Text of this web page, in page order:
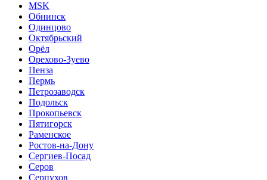
MSK
Обнинск
Одинцово
Октябрьский
Орёл
Орехово-Зуево
Пенза
Пермь
Петрозаводск
Подольск
Прокопьевск
Пятигорск
Раменское
Ростов-на-Дону
Сергиев-Посад
Серов
Серпухов